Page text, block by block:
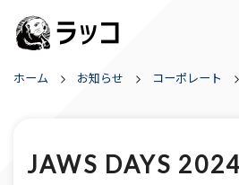
ホーム お知らせ コーポレート
JAWS DAYS